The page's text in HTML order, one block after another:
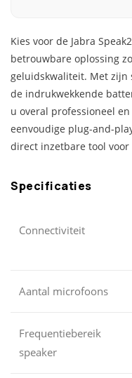
Kies voor de Jabra
betrouwbare oplossing
geluidskwaliteit. Met zijn
de indrukwekkende
u overal professioneel
eenvoudige plug-and-
direct inzetbare tool
Specificaties
Connectiviteit
Aantal microfoons
Frequentiebereik
speaker